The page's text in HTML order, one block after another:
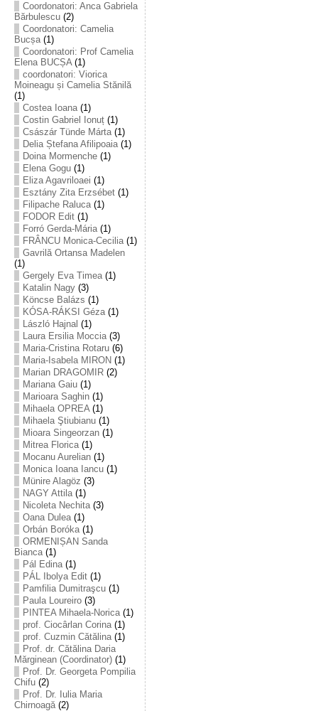
Coordonatori: Anca Gabriela
Bărbulescu(2)
Coordonatori: Camelia
Bucșa(1)
Coordonatori: Prof Camelia
Elena BUCȘA(1)
coordonatori: Viorica
Moineagu și Camelia Stănilă
(1)
Costea Ioana(1)
Costin Gabriel Ionuț(1)
Császár Tünde Márta(1)
Delia Ștefana Afilipoaia(1)
Doina Mormenche(1)
Elena Gogu(1)
Eliza Agavriloaei (1)
Esztány Zita Erzsébet(1)
Filipache Raluca(1)
FODOR Edit(1)
Forró Gerda-Mária(1)
FRÂNCU Monica-Cecilia(1)
Gavrilă Ortansa Madelen
(1)
Gergely Eva Timea(1)
Katalin Nagy(3)
Köncse Balázs (1)
KÓSA-RÁKSI Géza(1)
László Hajnal (1)
Laura Ersilia Moccia(3)
Maria-Cristina Rotaru(6)
Maria-Isabela MIRON (1)
Marian DRAGOMIR(2)
Mariana Gaiu(1)
Marioara Saghin(1)
Mihaela OPREA(1)
Mihaela Ştiubianu(1)
Mioara Singeorzan(1)
Mitrea Florica(1)
Mocanu Aurelian(1)
Monica Ioana Iancu(1)
Münire Alagöz (3)
NAGY Attila(1)
Nicoleta Nechita(3)
Oana Dulea(1)
Orbán Boróka(1)
ORMENIȘAN Sanda
Bianca(1)
Pál Edina(1)
PÁL Ibolya Edit(1)
Pamfilia Dumitraşcu(1)
Paula Loureiro(3)
PINTEA Mihaela-Norica(1)
prof. Ciocârlan Corina(1)
prof. Cuzmin Cătălina(1)
Prof. dr. Cătălina Daria
Mărginean (Coordinator)(1)
Prof. Dr. Georgeta Pompilia
Chifu(2)
Prof. Dr. Iulia Maria
Chirnoagă(2)